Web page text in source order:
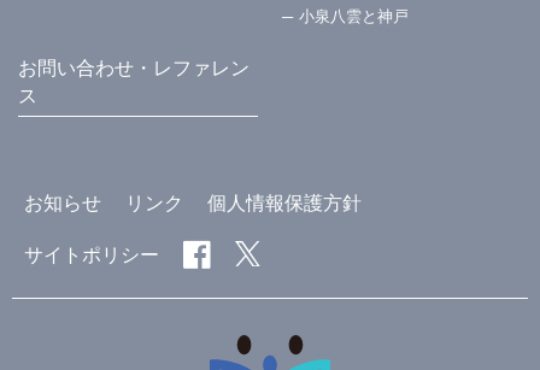
小泉八雲と神戸
お問い合わせ・レファレン
ス
お知らせ リンク 個人情報保護方針
サイトポリシー